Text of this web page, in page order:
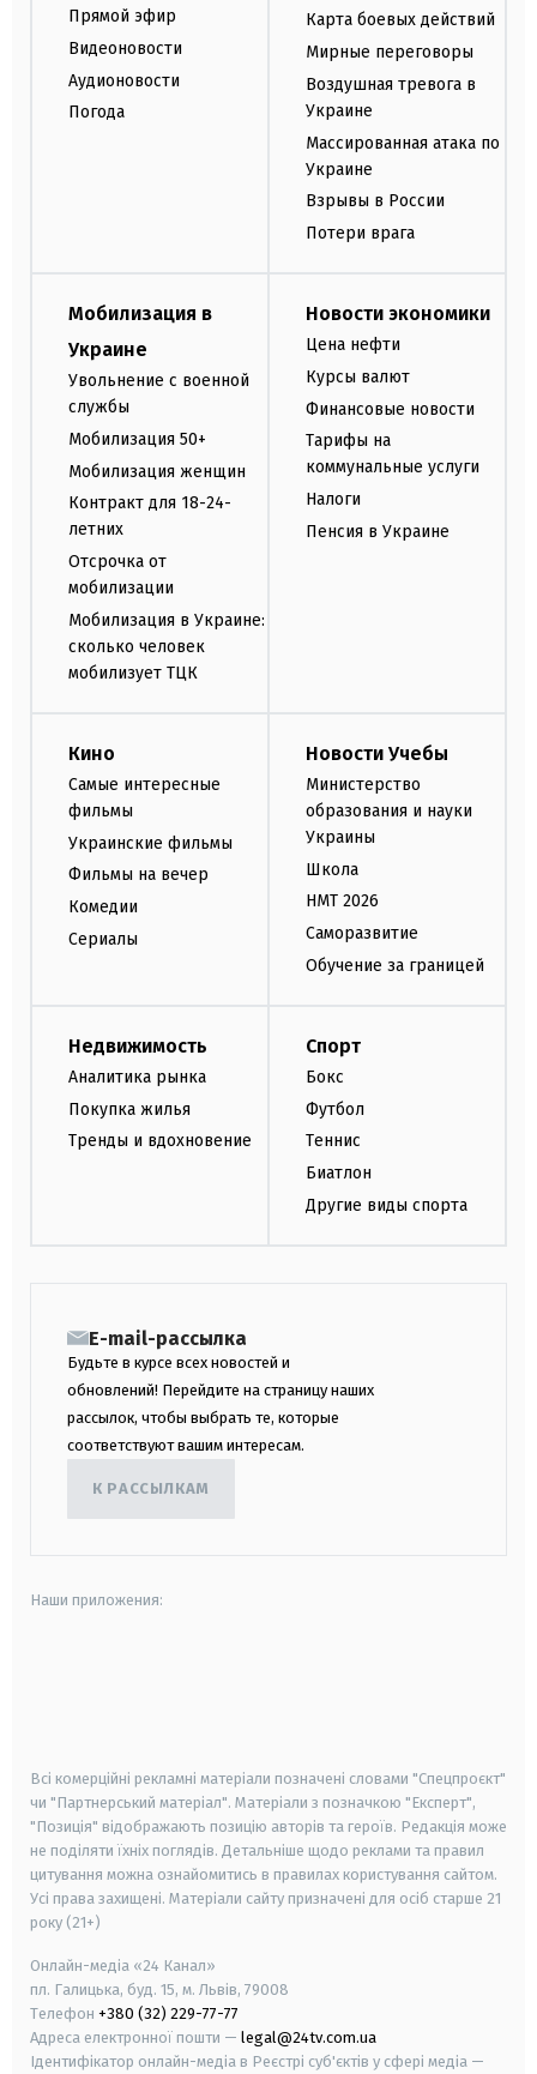
Прямой эфир
Видеоновости
Аудионовости
Погода
Карта боевых действий
Мирные переговоры
Воздушная тревога в
Украине
Массированная атака по
Украине
Взрывы в России
Потери врага
Мобилизация в
Украине
Увольнение с военной
службы
Мобилизация 50+
Мобилизация женщин
Контракт для 18-24-
летних
Отсрочка от
мобилизации
Мобилизация в Украине:
сколько человек
мобилизует ТЦК
Новости экономики
Цена нефти
Курсы валют
Финансовые новости
Тарифы на
коммунальные услуги
Налоги
Пенсия в Украине
Кино
Самые интересные
фильмы
Украинские фильмы
Фильмы на вечер
Комедии
Сериалы
Новости Учебы
Министерство
образования и науки
Украины
Школа
НМТ 2026
Саморазвитие
Обучение за границей
Недвижимость
Аналитика рынка
Покупка жилья
Тренды и вдохновение
Спорт
Бокс
Футбол
Теннис
Биатлон
Другие виды спорта
E-mail-рассылка
Будьте в курсе всех новостей и
обновлений! Перейдите на страницу наших
рассылок, чтобы выбрать те, которые
соответствуют вашим интересам.
К РАССЫЛКАМ
Наши приложения:
Всі комерційні рекламні матеріали позначені словами "Спецпроєкт"
чи "Партнерський матеріал". Матеріали з позначкою "Експерт",
"Позиція" відображають позицію авторів та героїв. Редакція може
не поділяти їхніх поглядів. Детальніше щодо реклами та правил
цитування можна ознайомитись в правилах користування сайтом.
Усі права захищені. Матеріали сайту призначені для осіб старше 21
року (21+)
Онлайн-медіа «24 Канал»
пл. Галицька, буд. 15, м. Львів, 79008
Телефон +380 (32) 229-77-77
Адреса електронної пошти — legal@24tv.com.ua
Ідентифікатор онлайн-медіа в Реєстрі суб'єктів у сфері медіа —